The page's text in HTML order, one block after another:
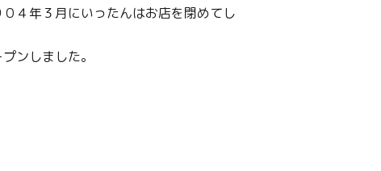
４年３月にいったんはお店を閉めてし
ンしました。